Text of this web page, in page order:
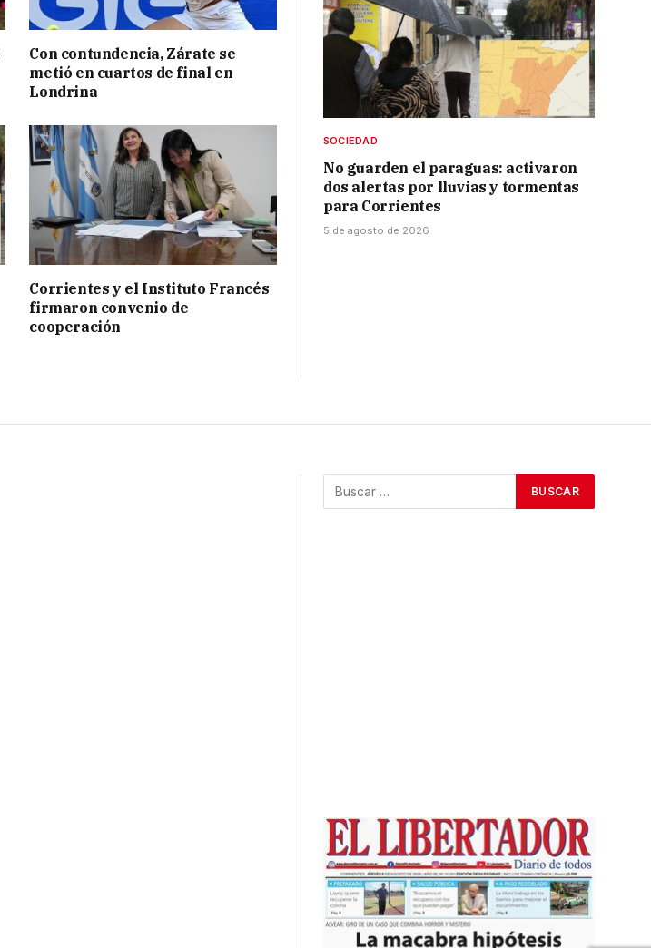
Con contundencia, Zárate se
metió en cuartos de final en
Londrina
Corrientes y el Instituto Francés
firmaron convenio de
cooperación
SOCIEDAD
No guarden el paraguas: activaron
dos alertas por lluvias y tormentas
para Corrientes
5 de agosto de 2026